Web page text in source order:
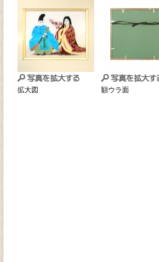
拡大図 額ウラ面